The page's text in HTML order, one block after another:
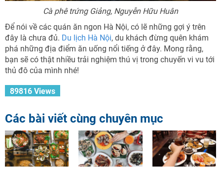
Cà phê trứng Giảng, Nguyễn Hữu Huân
Để nói về các quán ăn ngon Hà Nội, có lẽ những gợi ý trên
đây là chưa đủ. Du lịch Hà Nội, du khách đừng quên khám
phá những địa điểm ăn uống nổi tiếng ở đây. Mong rằng,
bạn sẽ có thật nhiều trải nghiệm thú vị trong chuyến vi vu tới
thủ đô của mình nhé!
89816 Views
Các bài viết cùng chuyên mục